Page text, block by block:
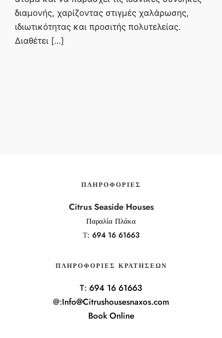
διαμονής, χαρίζοντας στιγμές χαλάρωσης,
ιδιωτικότητας και προσιτής πολυτελείας.
Διαθέτει […]
ΠΛΗΡΟΦΟΡΊΕΣ
Citrus Seaside Houses
Παραλία Πλάκα
Τ: 694 16 61663
ΠΛΗΡΟΦΟΡΊΕΣ ΚΡΑΤΉΣΕΩΝ
T: 694 16 61663
@:Info@Citrushousesnaxos.com
Book Online